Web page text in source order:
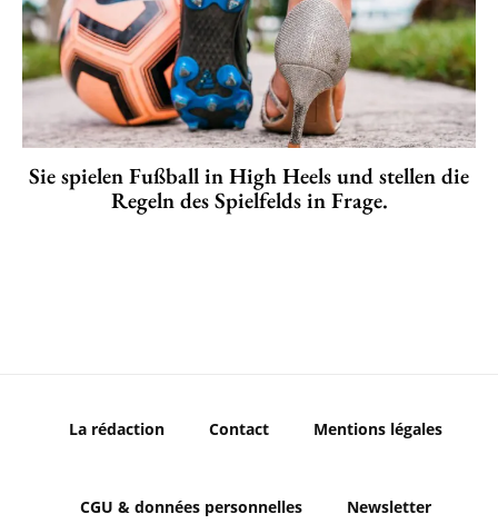
Sie spielen Fußball in High Heels und stellen die
Regeln des Spielfelds in Frage.
La rédaction Contact Mentions légales
CGU & données personnelles Newsletter